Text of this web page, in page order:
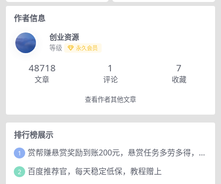
作者信息
创业资源
等级 永久会员
48718
文章
1
评论
7
收藏
查看作者其他文章
排行榜展示
1 赏帮赚悬赏奖励到账200元，悬赏任务多劳多得，人人可做。
2 百度推荐官，每天稳定低保，教程赠上